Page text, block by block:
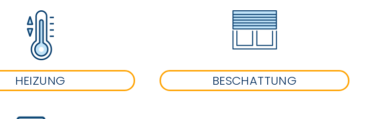
HEIZUNG BESCHATTUNG